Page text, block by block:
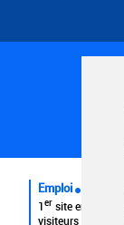
Emploi
1er site emploi
visiteurs uniques